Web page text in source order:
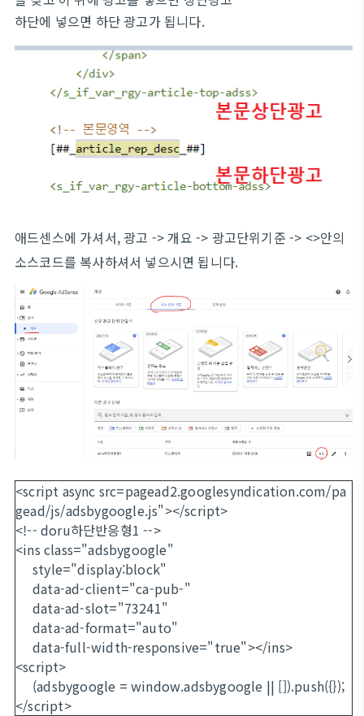
하단에 넣으면 하단 광고가 됩니다.
애드센스에 가셔서, 광고 -> 개요 -> 광고단위기준 -> <>안의
소스코드를 복사하셔서 넣으시면 됩니다.
<script async src=pagead2.googlesyndication.com/pa
gead/js/adsbygoogle.js"></script>
<!-- doru하단반응형1 -->
<ins class="adsbygoogle"
style="display:block"
data-ad-client="ca-pub-"
data-ad-slot="73241"
data-ad-format="auto"
data-full-width-responsive="true"></ins>
<script>
(adsbygoogle = window.adsbygoogle || []).push({});
</script>